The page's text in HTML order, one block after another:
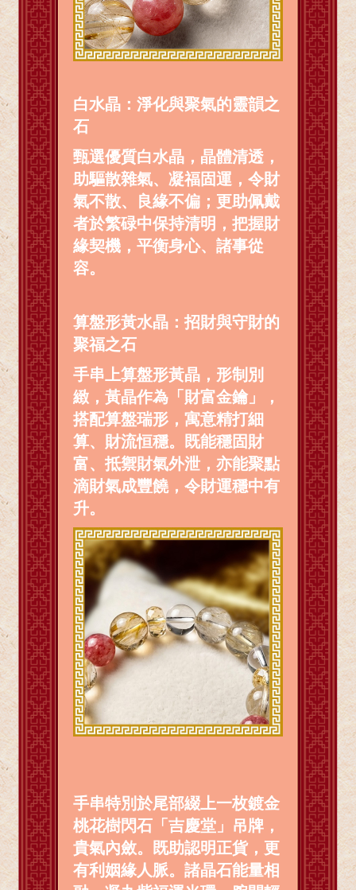
白水晶：淨化與聚氣的靈韻之
石
甄選優質白水晶，晶體清透，
助驅散雜氣、凝福固運，令財
氣不散、良緣不偏；更助佩戴
者於繁碌中保持清明，把握財
緣契機，平衡身心、諸事從
容。
算盤形黃水晶：招財與守財的
聚福之石
手串上算盤形黃晶，形制別
緻，黃晶作為「財富金鑰」，
搭配算盤瑞形，寓意精打細
算、財流恒穩。既能穩固財
富、抵禦財氣外泄，亦能聚點
滴財氣成豐饒，令財運穩中有
升。
手串特別於尾部綴上一枚鍍金
桃花樹閃石「吉慶堂」吊牌，
貴氣內斂。既助認明正貨，更
有利姻緣人脈。諸晶石能量相